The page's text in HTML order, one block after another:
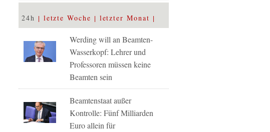
24h letzte Woche letzter Monat
Werding will an Beamten-
Wasserkopf: Lehrer und
Professoren müssen keine
Beamten sein
Beamtenstaat außer
Kontrolle: Fünf Milliarden
Euro allein für